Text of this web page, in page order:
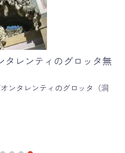
堂 バンディネッリ作品の
聖堂、1296年に建築が開始され